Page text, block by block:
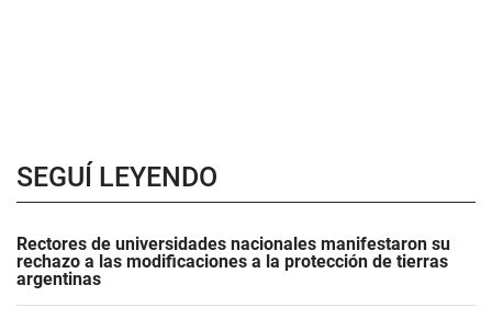
SEGUÍ LEYENDO
Rectores de universidades nacionales manifestaron su
rechazo a las modificaciones a la protección de tierras
argentinas